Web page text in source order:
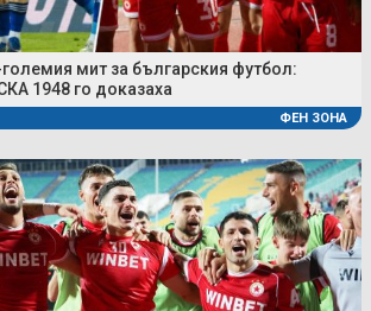
мит за българския футбол:
1948 го доказаха
ФЕН ЗОНА